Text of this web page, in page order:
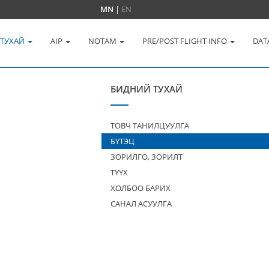
MN | EN
AIP NOTAM PRE/POST FLIGHT INFO
БИДНИЙ ТУХАЙ
ТОВЧ ТАНИЛЦУУЛГА
БҮТЭЦ
ЗОРИЛГО, ЗОРИЛТ
ТҮҮХ
ХОЛБОО БАРИХ
САНАЛ АСУУЛГА